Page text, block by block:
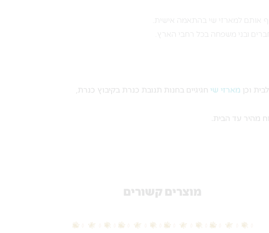
אותם למארזי שי בהתאמה אישית.
ובני משפחה בכל רחבי הארץ.
וכן מארזי שי חגיגיים בחנות תנובת כנרת בקיבוץ כנרת,
מהיר עד הבית.
מוצרים קשורים